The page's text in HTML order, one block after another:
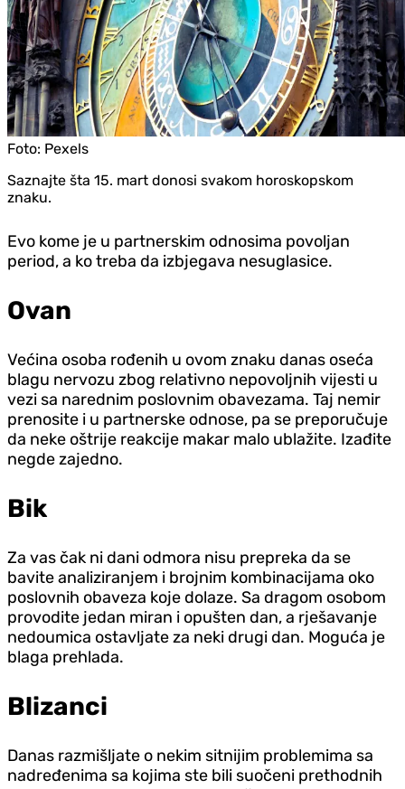
Foto: Pexels
Saznajte šta 15. mart donosi svakom horoskopskom
znaku.
Evo kome je u partnerskim odnosima povoljan
period, a ko treba da izbjegava nesuglasice.
Ovan
Većina osoba rođenih u ovom znaku danas oseća
blagu nervozu zbog relativno nepovoljnih vijesti u
vezi sa narednim poslovnim obavezama. Taj nemir
prenosite i u partnerske odnose, pa se preporučuje
da neke oštrije reakcije makar malo ublažite. Izađite
negde zajedno.
Bik
Za vas čak ni dani odmora nisu prepreka da se
bavite analiziranjem i brojnim kombinacijama oko
poslovnih obaveza koje dolaze. Sa dragom osobom
provodite jedan miran i opušten dan, a rješavanje
nedoumica ostavljate za neki drugi dan. Moguća je
blaga prehlada.
Blizanci
Danas razmišljate o nekim sitnijim problemima sa
nadređenima sa kojima ste bili suočeni prethodnih